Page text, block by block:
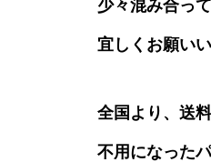
少々混み合っ
宜しくお願い
全国より、送
不用になった